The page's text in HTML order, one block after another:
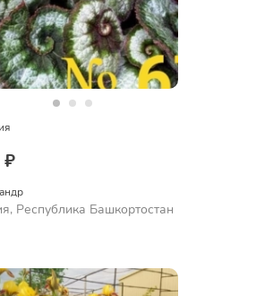
₽
Республика Башкортостан